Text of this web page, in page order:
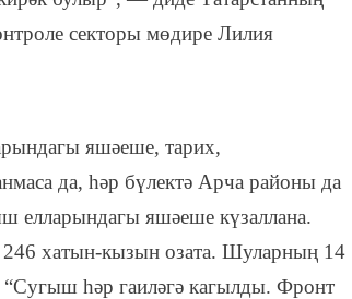
секторы мөдире Лилия
яшәеше, тарих,
да, һәр бүлектә Арча районы да
елларындагы яшәеше күзаллана.
хатын-кызын озата. Шуларның 14
һәр гаиләгә кагылды. Фронт